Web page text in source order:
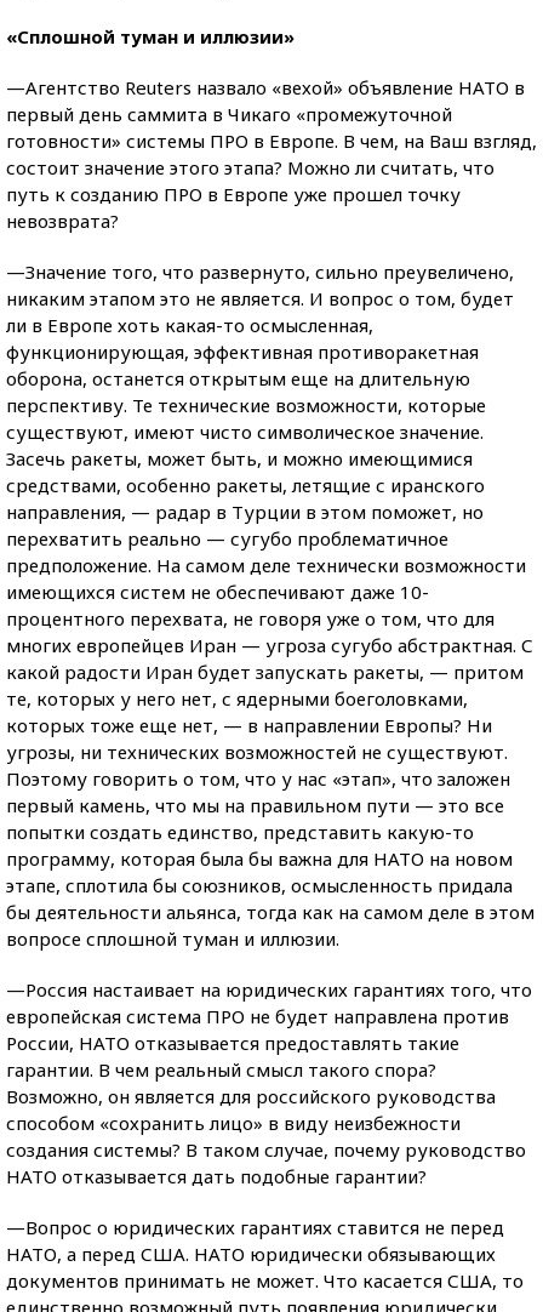
«Сплошной туман и иллюзии»
—Агентство Reuters назвало «вехой» объявление НАТО в
первый день саммита в Чикаго «промежуточной
готовности» системы ПРО в Европе. В чем, на Ваш взгляд,
состоит значение этого этапа? Можно ли считать, что
путь к созданию ПРО в Европе уже прошел точку
невозврата?
—Значение того, что развернуто, сильно преувеличено,
никаким этапом это не является. И вопрос о том, будет
ли в Европе хоть какая-то осмысленная,
функционирующая, эффективная противоракетная
оборона, останется открытым еще на длительную
перспективу. Те технические возможности, которые
существуют, имеют чисто символическое значение.
Засечь ракеты, может быть, и можно имеющимися
средствами, особенно ракеты, летящие с иранского
направления, — радар в Турции в этом поможет, но
перехватить реально — сугубо проблематичное
предположение. На самом деле технически возможности
имеющихся систем не обеспечивают даже 10-
процентного перехвата, не говоря уже о том, что для
многих европейцев Иран — угроза сугубо абстрактная. С
какой радости Иран будет запускать ракеты, — притом
те, которых у него нет, с ядерными боеголовками,
которых тоже еще нет, — в направлении Европы? Ни
угрозы, ни технических возможностей не существуют.
Поэтому говорить о том, что у нас «этап», что заложен
первый камень, что мы на правильном пути — это все
попытки создать единство, представить какую-то
программу, которая была бы важна для НАТО на новом
этапе, сплотила бы союзников, осмысленность придала
бы деятельности альянса, тогда как на самом деле в этом
вопросе сплошной туман и иллюзии.
—Россия настаивает на юридических гарантиях того, что
европейская система ПРО не будет направлена против
России, НАТО отказывается предоставлять такие
гарантии. В чем реальный смысл такого спора?
Возможно, он является для российского руководства
способом «сохранить лицо» в виду неизбежности
создания системы? В таком случае, почему руководство
НАТО отказывается дать подобные гарантии?
—Вопрос о юридических гарантиях ставится не перед
НАТО, а перед США. НАТО юридически обязывающих
документов принимать не может. Что касается США, то